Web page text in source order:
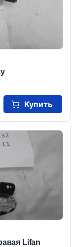
Купить
Lifan